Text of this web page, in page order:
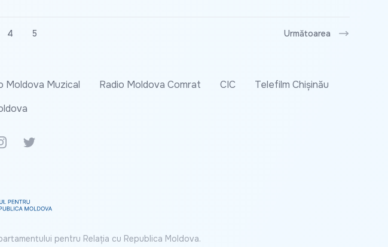
4 5 Următoarea
Moldova Muzical Radio Moldova Comrat CIC
Telefilm Chișinău
Twitter
pentru Relația cu Republica Moldova.